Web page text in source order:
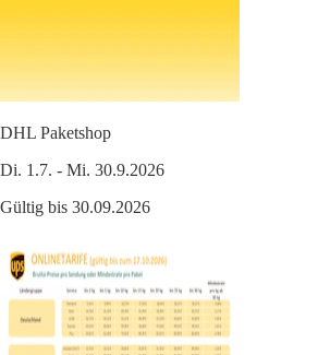
DHL Paketshop
Di. 1.7. - Mi. 30.9.2026
Gültig bis 30.09.2026